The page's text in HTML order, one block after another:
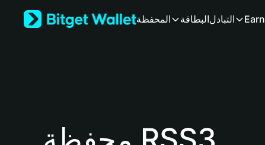
المحفظة البطاقةالتبادل Earn